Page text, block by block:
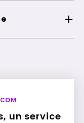
un service